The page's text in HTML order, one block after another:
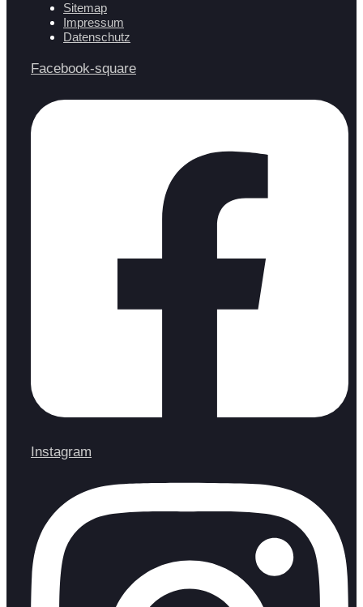
Sitemap
Impressum
Datenschutz
Facebook-square
Instagram